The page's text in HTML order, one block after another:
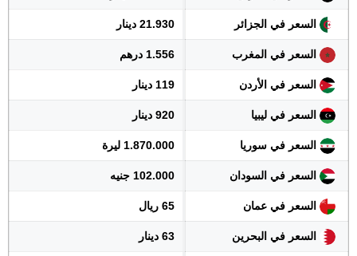
السعر في الجزائر 21.930 دينار
السعر في المغرب 1.556 درهم
السعر في الأردن 119 دينار
السعر في ليبيا 920 دينار
السعر في سوريا 1.870.000 ليرة
السعر في السودان 102.000 جنيه
السعر في عمان 65 ريال
السعر في البحرين 63 دينار